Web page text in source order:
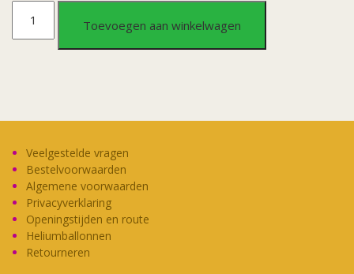
Gebreide
vingerloze
zwart
aantal
Toevoegen aan winkelwagen
Veelgestelde vragen
Bestelvoorwaarden
Algemene voorwaarden
Privacyverklaring
Openingstijden en route
Heliumballonnen
Retourneren